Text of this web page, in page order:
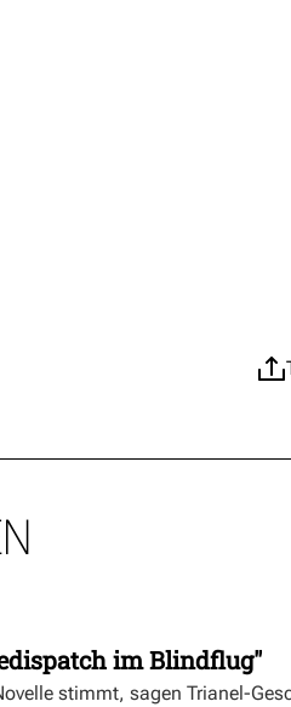
im Blindflug"
stimmt, sagen Trianel-